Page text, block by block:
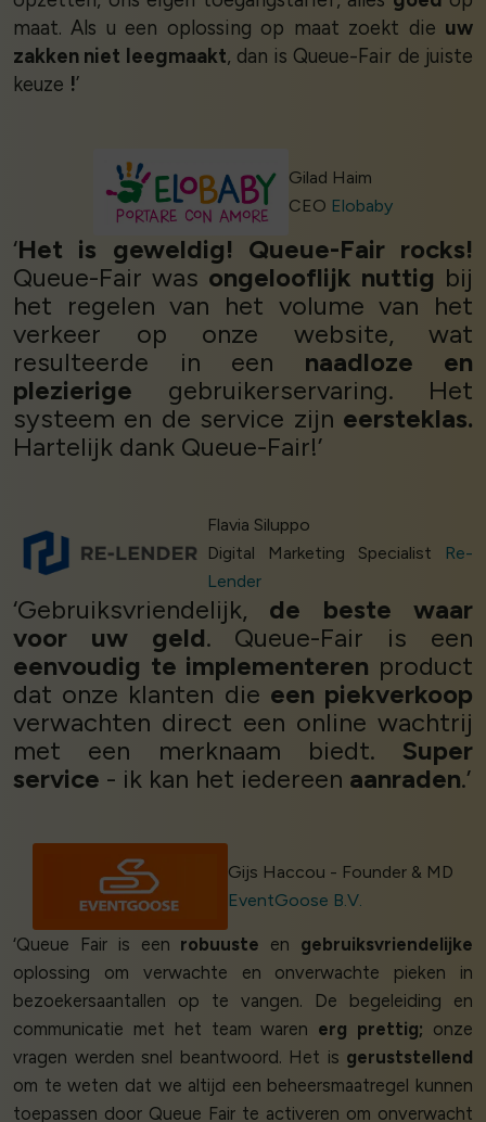
maat. Als u een oplossing op maat zoekt die uw
zakken niet leegmaakt, dan is Queue-Fair de juiste
keuze !’
Gilad Haim
CEO Elobaby
‘Het is geweldig! Queue-Fair rocks!
Queue-Fair was ongelooflijk nuttig bij
het regelen van het volume van het
verkeer op onze website, wat
resulteerde in een naadloze en
plezierige gebruikerservaring. Het
systeem en de service zijn eersteklas.
Hartelijk dank Queue-Fair!’
Flavia Siluppo
Digital Marketing Specialist
Re-
Lender
‘Gebruiksvriendelijk, de beste waar
voor uw geld. Queue-Fair is een
eenvoudig te implementeren product
dat onze klanten die een piekverkoop
verwachten direct een online wachtrij
met een merknaam biedt. Super
service - ik kan het iedereen aanraden.’
Gijs Haccou - Founder & MD
EventGoose B.V.
‘Queue Fair is een robuuste en gebruiksvriendelijke
oplossing om verwachte en onverwachte pieken in
bezoekersaantallen op te vangen. De begeleiding en
communicatie met het team waren erg prettig; onze
vragen werden snel beantwoord. Het is geruststellend
om te weten dat we altijd een beheersmaatregel kunnen
toepassen door Queue Fair te activeren om onverwacht